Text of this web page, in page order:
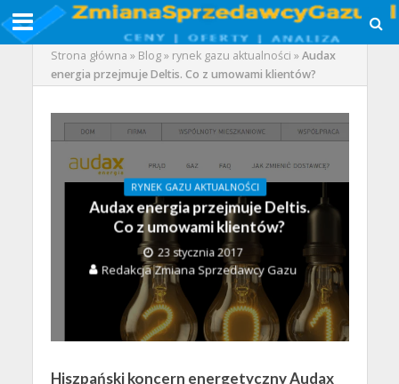
Strona główna » Blog» rynek gazu aktualności »Audax
energia przejmuje Deltis. Co z umowami klientów?
RYNEK GAZU AKTUALNOŚCI
Audax energia przejmuje Deltis.
Co z umowami klientów?
23 stycznia 2017
Redakcja Zmiana Sprzedawcy Gazu
Hiszpański koncern energetyczny Audax